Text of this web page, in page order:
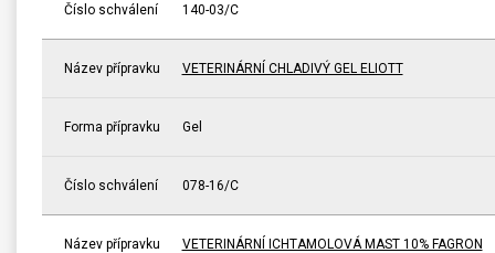
Číslo schválení 140-03/C
Název přípravku VETERINÁRNÍ CHLADIVÝ GEL ELIOTT
Forma přípravku Gel
Číslo schválení 078-16/C
Název přípravku VETERINÁRNÍ ICHTAMOLOVÁ MAST 10% FAGRON